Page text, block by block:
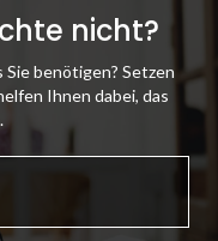
nicht?
Sie benötigen? Setzen
Ihnen dabei, das